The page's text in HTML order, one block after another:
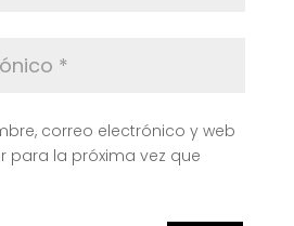
correo electrónico y web
para la próxima vez que